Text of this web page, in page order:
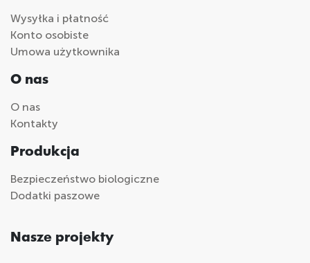
Wysyłka i płatność
Konto osobiste
Umowa użytkownika
O nas
O nas
Kontakty
Produkcja
Bezpieczeństwo biologiczne
Dodatki paszowe
Nasze projekty